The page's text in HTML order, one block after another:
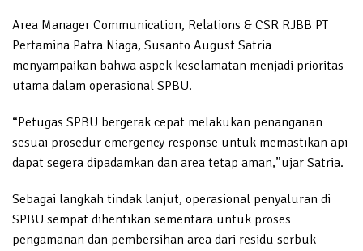
Area Manager Communication, Relations & CSR RJBB PT
Pertamina Patra Niaga, Susanto August Satria
menyampaikan bahwa aspek keselamatan menjadi prioritas
utama dalam operasional SPBU.
“Petugas SPBU bergerak cepat melakukan penanganan
sesuai prosedur emergency response untuk memastikan api
dapat segera dipadamkan dan area tetap aman,”ujar Satria.
Sebagai langkah tindak lanjut, operasional penyaluran di
SPBU sempat dihentikan sementara untuk proses
pengamanan dan pembersihan area dari residu serbuk